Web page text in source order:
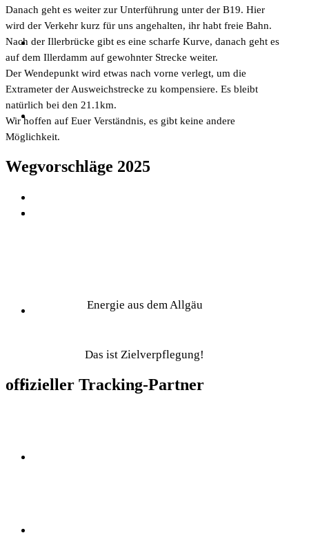
Danach geht es weiter zur Unterführung unter der B19. Hier
wird der Verkehr kurz für uns angehalten, ihr habt freie Bahn.
Nach der Illerbrücke gibt es eine scharfe Kurve, danach geht es
auf dem Illerdamm auf gewohnter Strecke weiter.
Der Wendepunkt wird etwas nach vorne verlegt, um die
Extrameter der Ausweichstrecke zu kompensiere. Es bleibt
natürlich bei den 21.1km.
Wir hoffen auf Euer Verständnis, es gibt keine andere
Möglichkeit.
Wegvorschläge 2025
Energie aus dem Allgäu
Das ist Zielverpflegung!
offizieller Tracking-Partner